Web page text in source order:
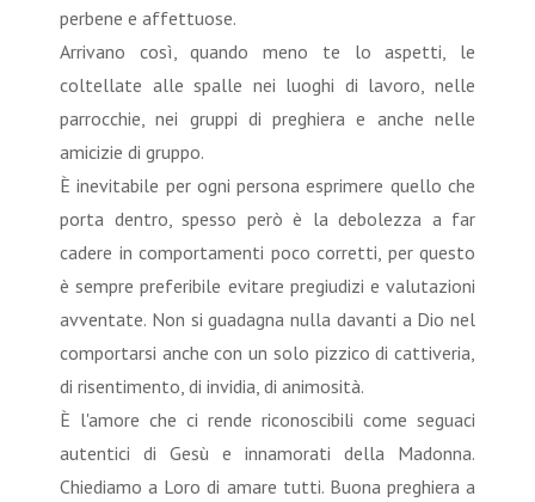
perbene e affettuose.
Arrivano così, quando meno te lo aspetti, le
coltellate alle spalle nei luoghi di lavoro, nelle
parrocchie, nei gruppi di preghiera e anche nelle
amicizie di gruppo.
È inevitabile per ogni persona esprimere quello che
porta dentro, spesso però è la debolezza a far
cadere in comportamenti poco corretti, per questo
è sempre preferibile evitare pregiudizi e valutazioni
avventate. Non si guadagna nulla davanti a Dio nel
comportarsi anche con un solo pizzico di cattiveria,
di risentimento, di invidia, di animosità.
È l'amore che ci rende riconoscibili come seguaci
autentici di Gesù e innamorati della Madonna.
Chiediamo a Loro di amare tutti. Buona preghiera a